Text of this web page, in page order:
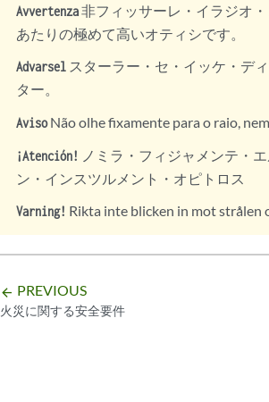
Avvertenza非フィッサーレ・イラジオ
あたりの極めて高いオティシです。
Advarsel スターラー・セ・イッケ・デ
ター。
AvisoNão olhe fixamente para o raio,
¡Atención! ノミラ・フィジャメンテ・
ン・インスツルメント・オピトロス
Varning! Rikta inte blicken in mot strålen
arrow_backward PREVIOUS
火災に関する安全要件